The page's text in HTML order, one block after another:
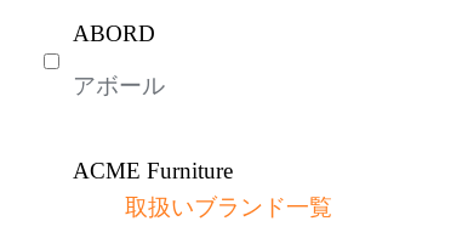
ABORD
アボール
ACME Furniture
アクメファニチャー
取扱いブランド一覧